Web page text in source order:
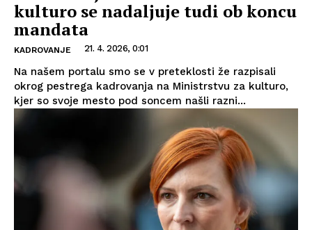
kulturo se nadaljuje tudi ob koncu
mandata
KADROVANJE 21. 4. 2026, 0:01
Na našem portalu smo se v preteklosti že razpisali
okrog pestrega kadrovanja na Ministrstvu za kulturo,
kjer so svoje mesto pod soncem našli razni...